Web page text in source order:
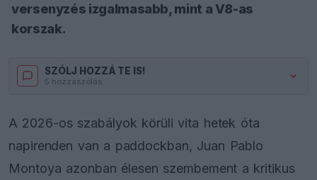
versenyzés izgalmasabb, mint a V8-as
korszak.
SZÓLJ HOZZÁ TE IS!
5 hozzászólás.
A 2026-os szabályok körüli vita hetek óta
napirenden van a paddockban, Juan Pablo
Montoya azonban élesen szembement a kritikus